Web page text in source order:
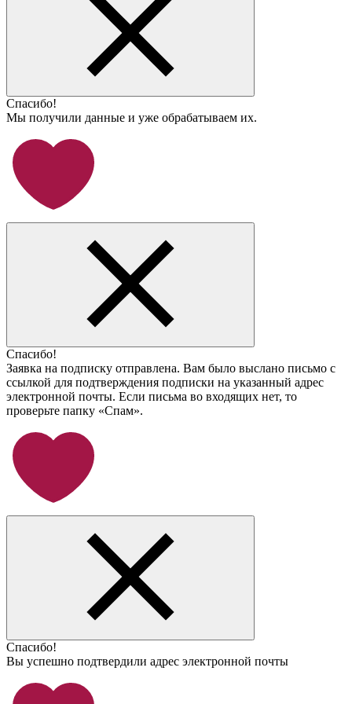
Спасибо!
Мы получили данные и уже обрабатываем их.
Спасибо!
Заявка на подписку отправлена. Вам было выслано письмо с
ссылкой для подтверждения подписки на указанный адрес
электронной почты. Если письма во входящих нет, то
проверьте папку «Спам».
Спасибо!
Вы успешно подтвердили адрес электронной почты